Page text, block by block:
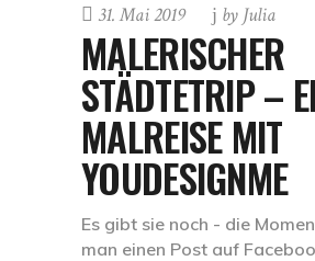
31. Mai 2019 by Julia
MALERISCHER
STÄDTETRIP –
MALREISE MIT
YOUDESIGNME
Es gibt sie noch - die
man einen Post auf